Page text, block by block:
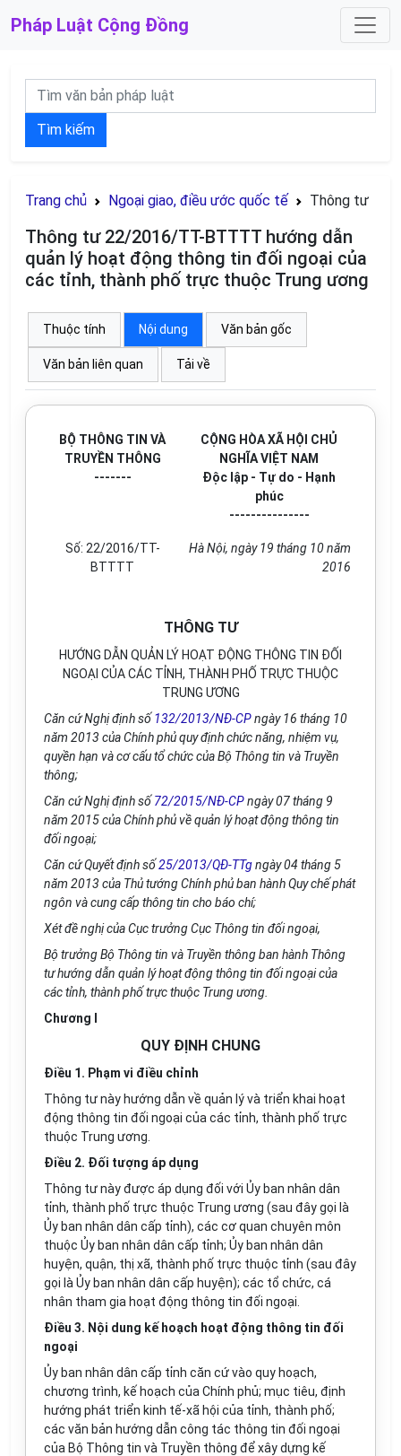
Pháp Luật Cộng Đồng
Tìm kiếm
Trang chủ Ngoại giao, điều ước quốc tế Thông tư
Thông tư 22/2016/TT-BTTTT hướng dẫn
quản lý hoạt động thông tin đối ngoại của
các tỉnh, thành phố trực thuộc Trung ương
Thuộc tính Nội dung Văn bản gốc
Văn bản liên quan Tải về
BỘ THÔNG TIN VÀ
TRUYỀN THÔNG
-------
CỘNG HÒA XÃ HỘI CHỦ
NGHĨA VIỆT NAM
Độc lập - Tự do - Hạnh
phúc
---------------
Số: 22/2016/TT-
BTTTT
Hà Nội, ngày 19 tháng 10 năm
2016
THÔNG TƯ
HƯỚNG DẪN QUẢN LÝ HOẠT ĐỘNG THÔNG TIN ĐỐI
NGOẠI CỦA CÁC TỈNH, THÀNH PHỐ TRỰC THUỘC
TRUNG ƯƠNG
Căn cứ Nghị định số 132/2013/NĐ-CPngày 16 tháng 10
năm 2013 của Chính phủ quy định chức năng, nhiệm vụ,
quyền hạn và cơ cấu tổ chức của Bộ Thông tin và Truyền
thông;
Căn cứ Nghị định số 72/2015/NĐ-CPngày 07 tháng 9
năm 2015 của Chính phủ về quản lý hoạt động thông tin
đối ngoại;
Căn cứ Quyết định số25/2013/QĐ-TTgngày 04 tháng 5
năm 2013 của Thủ tướng Chính phủ ban hành Quy chế phát
ngôn và cung cấp thông tin cho báo chí;
Xét đề nghị của Cục trưởng Cục Thông tin đối ngoại,
Bộ trưởng Bộ Thông tin và Truyền thông ban hành Thông
tư hướng dẫn quản lý hoạt động thông tin đối ngoại của
các tỉnh, thành phố trực thuộc Trung ương.
Chương I
QUY ĐỊNH CHUNG
Điều 1. Phạm vi điều chỉnh
Thông tư này hướng dẫn về quản lý và triển khai hoạt
động thông tin đối ngoại của các tỉnh, thành phố trực
thuộc Trung ương.
Điều 2. Đối tượng áp dụng
Thông tư này được áp dụng đối với Ủy ban nhân dân
tỉnh, thành phố trực thuộc Trung ương (sau đây gọi là
Ủy ban nhân dân cấp tỉnh), các cơ quan chuyên môn
thuộc Ủy ban nhân dân cấp tỉnh; Ủy ban nhân dân
huyện, quận, thị xã, thành phố trực thuộc tỉnh (sau đây
gọi là Ủy ban nhân dân cấp huyện); các tổ chức, cá
nhân tham gia hoạt động thông tin đối ngoại.
Điều 3. Nội dung kế hoạch hoạt động thông tin đối
ngoại
Ủy ban nhân dân cấp tỉnh căn cứ vào quy hoạch,
chương trình, kế hoạch của Chính phủ; mục tiêu, định
hướng phát triển kinh tế-xã hội của tỉnh, thành phố;
các văn bản hướng dẫn công tác thông tin đối ngoại
của Bộ Thông tin và Truyền thông để xây dựng kế